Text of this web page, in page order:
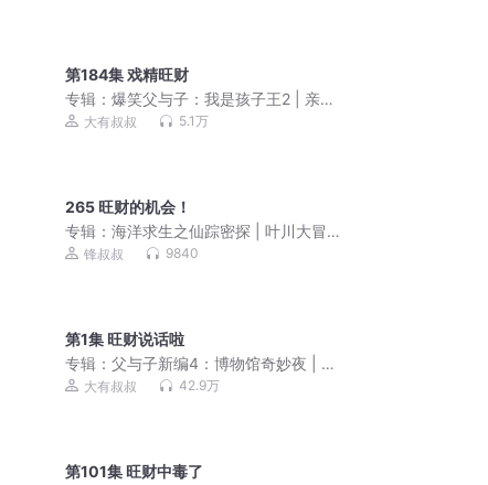
第184集 戏精旺财
专辑：爆笑父与子：我是孩子王2 | 亲子
笑话 | 睡前故事
大有叔叔 5.1万
265 旺财的机会！
专辑：海洋求生之仙踪密探 | 叶川大冒
险 | 锋叔叔
锋叔叔 9840
第1集 旺财说话啦
专辑：父与子新编4：博物馆奇妙夜 | 亲
子笑话|睡前故事
大有叔叔 42.9万
第101集 旺财中毒了